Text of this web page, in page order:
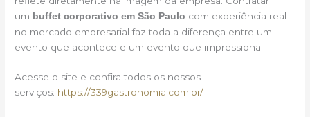
um buffet corporativo em São Paulo com experiência real
no mercado empresarial faz toda a diferença entre um
evento que acontece e um evento que impressiona.
Acesse o site e confira todos os nossos
serviços: https://339gastronomia.com.br/